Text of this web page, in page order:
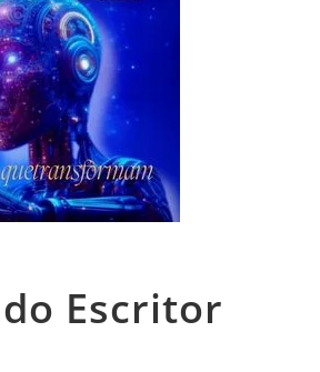
Escritor